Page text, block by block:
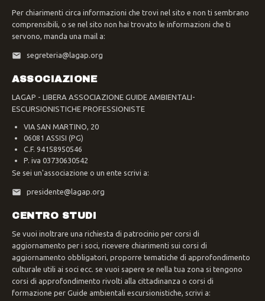
Per chiarimenti circa informazioni che trovi nel sito e non ti sembrano
comprensibili, o se nel sito non hai trovato le informazioni che ti
servono, manda una mail a:
segreteria@lagap.org
ASSOCIAZIONE
LAGAP - LIBERA ASSOCIAZIONE GUIDE AMBIENTALI-
ESCURSIONISTICHE PROFESSIONISTE
VIA SAN MARTINO, 20
06081 ASSISI (PG)
C.F. 94158950546
P. iva 03730630542
Se sei un'associazione o un ente scrivi a:
presidente@lagap.org
CENTRO STUDI
Se vuoi inoltrare una richiesta di patrocinio per corsi di
aggiornamento per i soci, ricevere chiarimenti sui corsi di
aggiornamento obbligatori, proporre tematiche di approfondimento
culturale utili ai soci ecc. se vuoi sapere se nella tua zona si tengono
corsi di approfondimento rivolti alla cittadinanza o corsi di
formazione per Guide ambientali escursionistiche, scrivi a: